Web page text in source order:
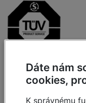
Specifikace
Dáte nám
cookies,
K správnému